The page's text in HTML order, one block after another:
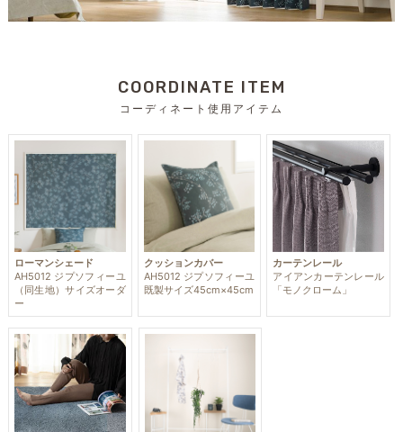
COORDINATE ITEM
コーディネート使用アイテム
ローマンシェード
AH5012 ジプソフィーユ
（同生地）サイズオーダ
ー
クッションカバー
AH5012 ジプソフィーユ
既製サイズ45cm×45cm
カーテンレール
アイアンカーテンレール
「モノクローム」